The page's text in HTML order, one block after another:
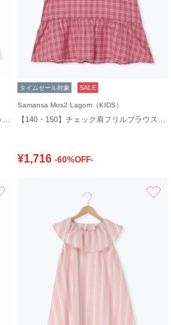
タイムセール対象 SALE
Samansa Mos2 Lagom（KIDS）
¥1,716 -60%OFF-